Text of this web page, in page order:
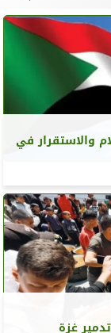
والاستقرار في
غزة